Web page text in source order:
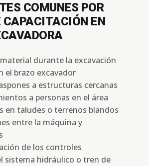
COMUNES POR
CAPACITACIÓN EN
durante la excavación
el brazo excavador
a estructuras cercanas
a personas en el área
en taludes o terrenos blandos
entre la máquina y
de los controles
sistema hidráulico o tren de